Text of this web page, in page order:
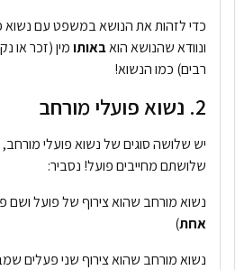
כדי לזהות את הנושא במשפט עם נשוא
ונוודא שהנושא הואבאותומין (זכר או
רבים) כמו הנשוא!
2. נשוא פועלי מורחב
יש שלושה סוגים של נשוא פועלי
שלושתם מחייבים פועל! נסביר:
נשוא מורחב שהוא צירוף של פועל ושם
אחת)
נשוא מורחב שהוא צירוף שני פעלים